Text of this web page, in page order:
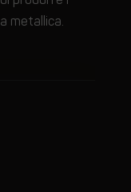
metallica.